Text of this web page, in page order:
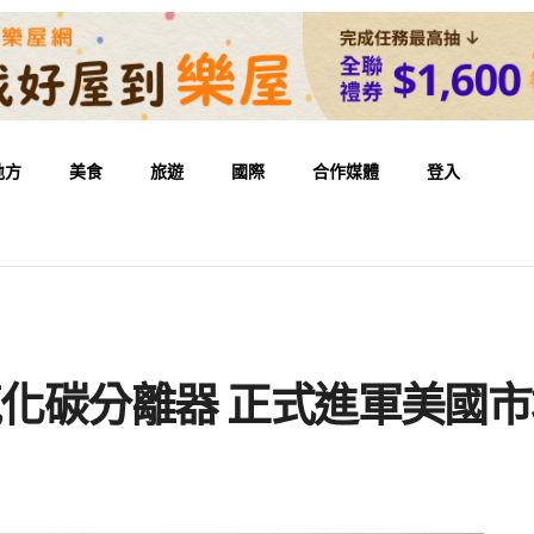
方 美食 旅遊 國際 合作媒體 登入
碳分離器 正式進軍美國